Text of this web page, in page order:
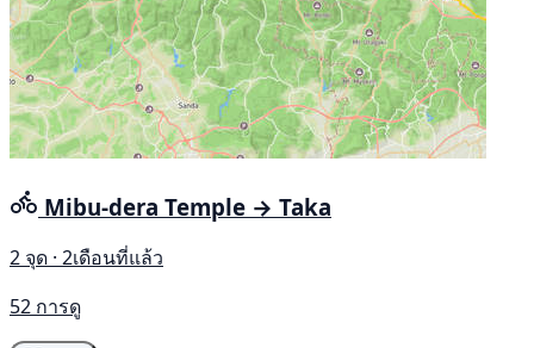
Mibu-dera Temple → Taka
2 จุด · 2เดือนที่แล้ว
52 การดู